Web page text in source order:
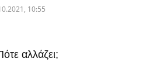
10:55
αλλάζει;